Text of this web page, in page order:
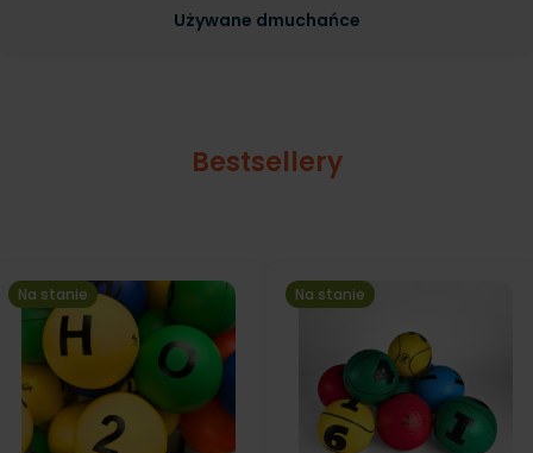
Używane dmuchańce
Bestsellery
Na stanie Na stanie